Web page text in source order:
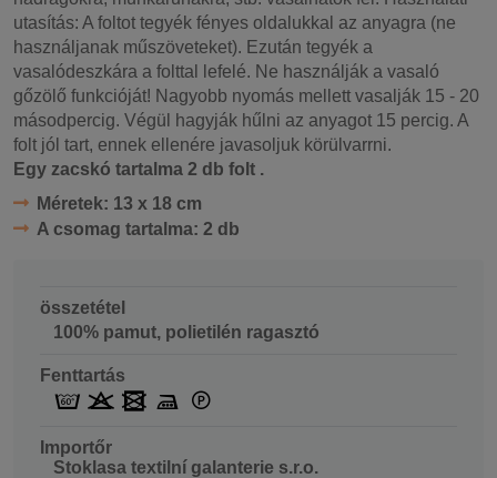
utasítás: A foltot tegyék fényes oldalukkal az anyagra (ne
használjanak műszöveteket). Ezután tegyék a
vasalódeszkára a folttal lefelé. Ne használják a vasaló
gőzölő funkcióját! Nagyobb nyomás mellett vasalják 15 - 20
másodpercig. Végül hagyják hűlni az anyagot 15 percig. A
folt jól tart, ennek ellenére javasoljuk körülvarrni.
Egy zacskó tartalma 2 db folt .
Méretek: 13 x 18 cm
A csomag tartalma: 2 db
összetétel
100% pamut, polietilén ragasztó
Fenttartás
Importőr
Stoklasa textilní galanterie s.r.o.